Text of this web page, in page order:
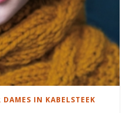
DAMES IN KABELSTEEK